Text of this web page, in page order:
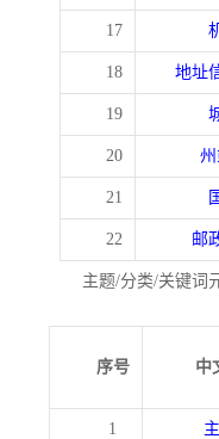
17
18 地址
19
20
21
22 邮
主题/分类/关键词
序号 中
1